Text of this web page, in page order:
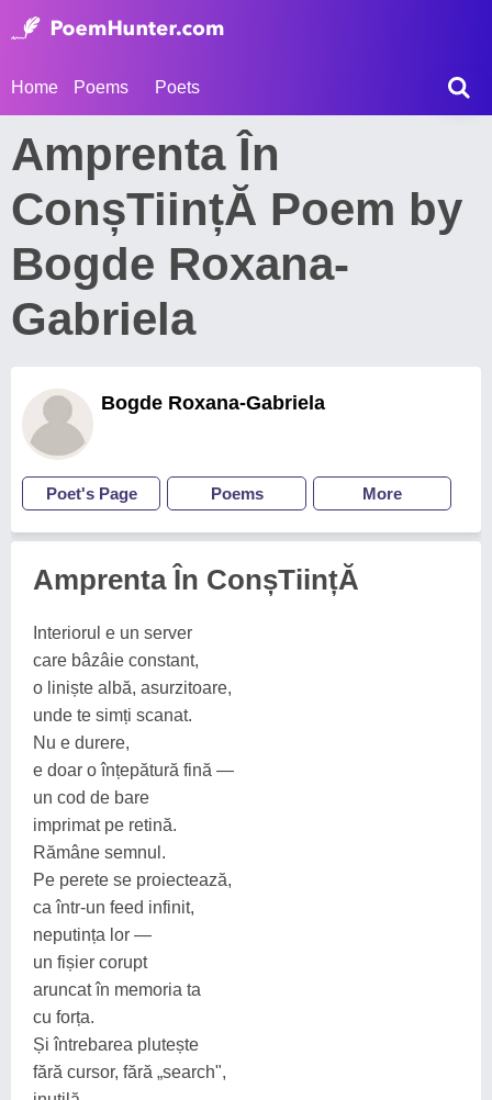
Home Poems Poets
Amprenta În
ConșTiințĂ Poem by
Bogde Roxana-
Gabriela
Bogde Roxana-Gabriela
Poet's Page Poems More
Amprenta În ConșTiințĂ
Interiorul e un server
care bâzâie constant,
o liniște albă, asurzitoare,
unde te simți scanat.
Nu e durere,
e doar o înțepătură fină —
un cod de bare
imprimat pe retină.
Rămâne semnul.
Pe perete se proiectează,
ca într-un feed infinit,
neputința lor —
un fișier corupt
aruncat în memoria ta
cu forța.
Și întrebarea plutește
fără cursor, fără „search",